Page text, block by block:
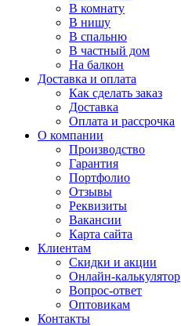
В комнату
В нишу
В спальню
В частный дом
На балкон
Доставка и оплата
Как сделать заказ
Доставка
Оплата и рассрочка
О компании
Производство
Гарантия
Портфолио
Отзывы
Реквизиты
Вакансии
Карта сайта
Клиентам
Скидки и акции
Онлайн-калькулятор
Вопрос-ответ
Оптовикам
Контакты